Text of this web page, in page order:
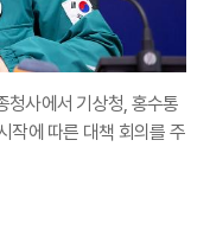
청사에서 기상청, 홍수통
작에 따른 대책 회의를 주